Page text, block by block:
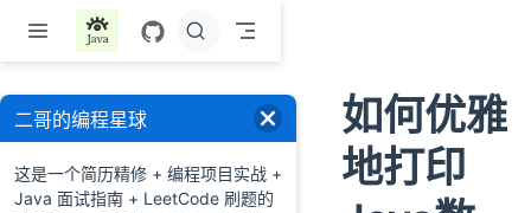
跳至主要內容
如何优雅
地打印
二哥的编程星球
这是一个简历精修 + 编程项目实战 +
Java 面试指南 + LeetCode 刷题的